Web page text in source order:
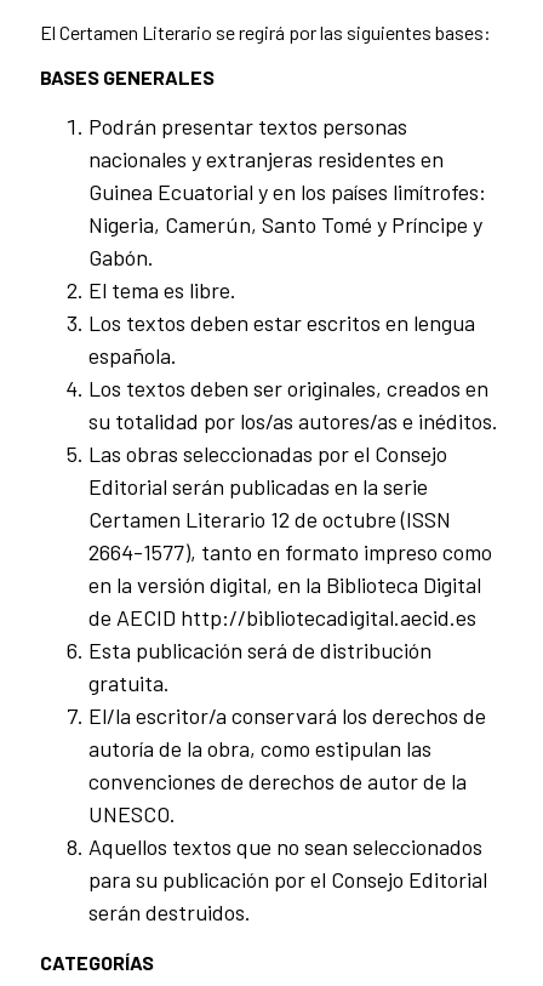
El Certamen Literario se regirá por las siguientes bases:
BASES GENERALES
Podrán presentar textos personas
nacionales y extranjeras residentes en
Guinea Ecuatorial y en los países limítrofes:
Nigeria, Camerún, Santo Tomé y Príncipe y
Gabón.
El tema es libre.
Los textos deben estar escritos en lengua
española.
Los textos deben ser originales, creados en
su totalidad por los/as autores/as e inéditos.
Las obras seleccionadas por el Consejo
Editorial serán publicadas en la serie
Certamen Literario 12 de octubre (ISSN
2664-1577), tanto en formato impreso como
en la versión digital, en la Biblioteca Digital
de AECID http://bibliotecadigital.aecid.es
Esta publicación será de distribución
gratuita.
El/la escritor/a conservará los derechos de
autoría de la obra, como estipulan las
convenciones de derechos de autor de la
UNESCO.
Aquellos textos que no sean seleccionados
para su publicación por el Consejo Editorial
serán destruidos.
CATEGORÍAS